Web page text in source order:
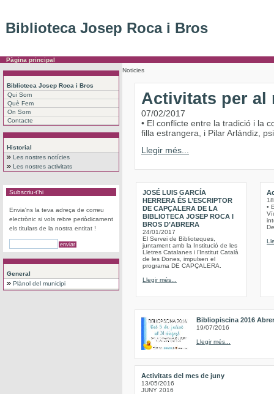
Biblioteca Josep Roca i Bros
Pàgina principal
Biblioteca Josep Roca i Bros
Qui Som
Què Fem
On Som
Contacte
Historial
Les nostres notícies
Les nostres activitats
Subscriu-t'hi
Envia'ns la teva adreça de correu
electrònic si vols rebre periòdicament
els titulars de la nostra entitat !
General
Plànol del municipi
Noticies
Activitats per al
07/02/2017
• El conflicte entre la tradició i la
filla estrangera, i Pilar Arlándiz,
Llegir més...
JOSÉ LUIS GARCÍA
HERRERA ÉS L’ESCRIPTOR
DE CAPÇALERA DE LA
BIBLIOTECA JOSEP ROCA I
BROS D’ABRERA
24/01/2017
El Servei de Biblioteques,
juntament amb la Institució de les
Lletres Catalanes i l’Institut Català
de les Dones, impulsen el
programa DE CAPÇALERA.
Llegir més...
•
Bibliopiscina 2016
19/07/2016
Llegir més...
Activitats del mes de juny
13/05/2016
JUNY 2016